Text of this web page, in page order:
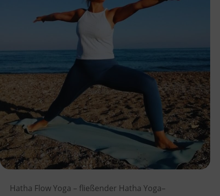
Hatha Flow Yoga – fließender Hatha Yoga–